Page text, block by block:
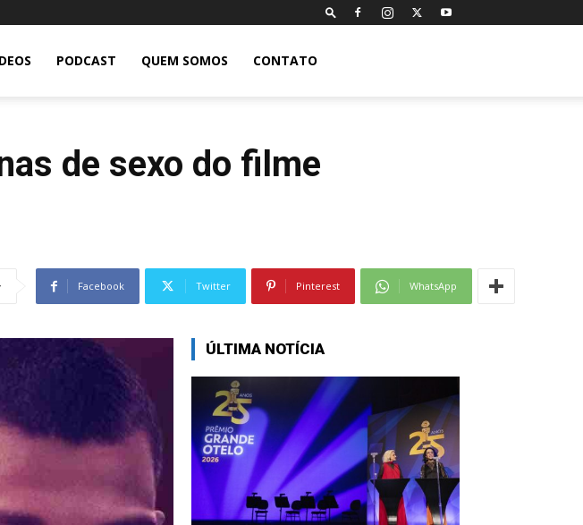
PODCAST QUEM SOMOS CONTATO
de sexo do filme
Facebook Twitter Pinterest WhatsApp
ÚLTIMA NOTÍCIA